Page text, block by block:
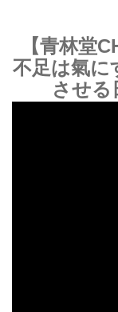
【青林堂
不足は氣に
させる